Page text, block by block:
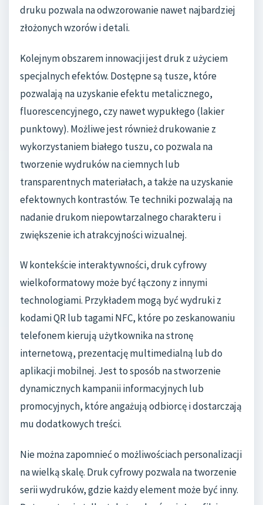
druku pozwala na odwzorowanie nawet najbardziej
złożonych wzorów i detali.
Kolejnym obszarem innowacji jest druk z użyciem
specjalnych efektów. Dostępne są tusze, które
pozwalają na uzyskanie efektu metalicznego,
fluorescencyjnego, czy nawet wypukłego (lakier
punktowy). Możliwe jest również drukowanie z
wykorzystaniem białego tuszu, co pozwala na
tworzenie wydruków na ciemnych lub
transparentnych materiałach, a także na uzyskanie
efektownych kontrastów. Te techniki pozwalają na
nadanie drukom niepowtarzalnego charakteru i
zwiększenie ich atrakcyjności wizualnej.
W kontekście interaktywności, druk cyfrowy
wielkoformatowy może być łączony z innymi
technologiami. Przykładem mogą być wydruki z
kodami QR lub tagami NFC, które po zeskanowaniu
telefonem kierują użytkownika na stronę
internetową, prezentację multimedialną lub do
aplikacji mobilnej. Jest to sposób na stworzenie
dynamicznych kampanii informacyjnych lub
promocyjnych, które angażują odbiorcę i dostarczają
mu dodatkowych treści.
Nie można zapomnieć o możliwościach personalizacji
na wielką skalę. Druk cyfrowy pozwala na tworzenie
serii wydruków, gdzie każdy element może być inny.